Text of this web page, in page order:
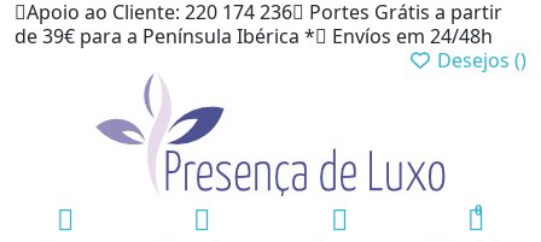
Apoio ao Cliente: 220 174 236
Portes Grátis a partir
de 39€ para a Península Ibérica *
Envíos em 24/48h
Desejos ()
0